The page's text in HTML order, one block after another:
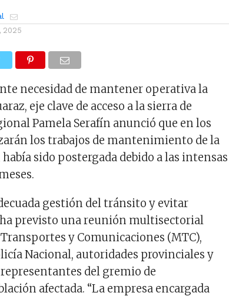
2025
necesidad de mantener operativa la
eje clave de acceso a la sierra de
Pamela Serafín anunció que en los
los trabajos de mantenimiento de la
sido postergada debido a las intensas
gestión del tránsito y evitar
previsto una reunión multisectorial
y Comunicaciones (MTC),
Nacional, autoridades provinciales y
del gremio de
afectada. “La empresa encargada